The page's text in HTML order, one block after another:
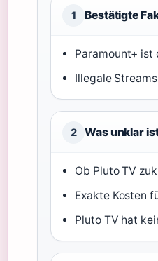
1 Bestätigte
Paramount+ ist
Illegale
2 Was unklar
Ob Pluto TV
Exakte Kosten
Pluto TV hat